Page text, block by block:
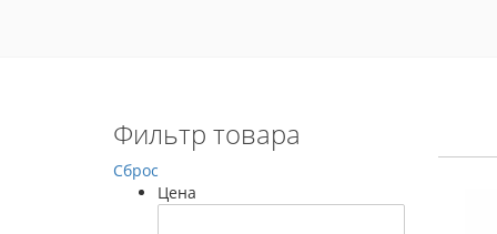
Фильтр товара
Сброс
Цена